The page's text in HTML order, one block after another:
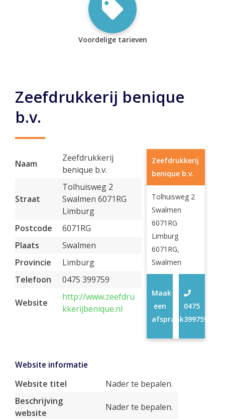
Voordelige tarieven
Zeefdrukkerij benique
b.v.
Naam
Zeefdrukkerij
benique b.v.
Straat
Tolhuisweg 2
Swalmen 6071RG
Limburg
Postcode
6071RG
Plaats
Swalmen
Provincie
Limburg
Telefoon
0475 399759
Website
http://www.zeefdru
kkerijbenique.nl
Zeefdrukkerij
benique b.v.
Tolhuisweg 2
Swalmen
6071RG
Limburg
6071RG,
Swalmen
0475
399759
Maak
een
afspraak
Website informatie
Website titel
Nader te bepalen.
Beschrijving
website
Nader te bepalen.